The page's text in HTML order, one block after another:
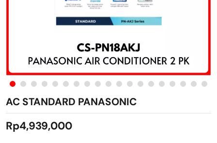
AC STANDARD PANASONIC
Rp4,939,000